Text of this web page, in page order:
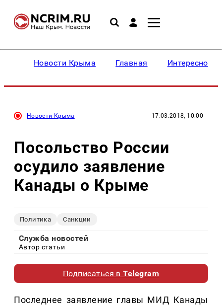
Новости Крыма Главная Интересное
Новости Крыма 17.03.2018, 10:00
Посольство России
осудило заявление
Канады о Крыме
Политика Санкции
Служба новостей
Автор статьи
Подписаться вTelegram
Последнее заявление главы МИД Канады